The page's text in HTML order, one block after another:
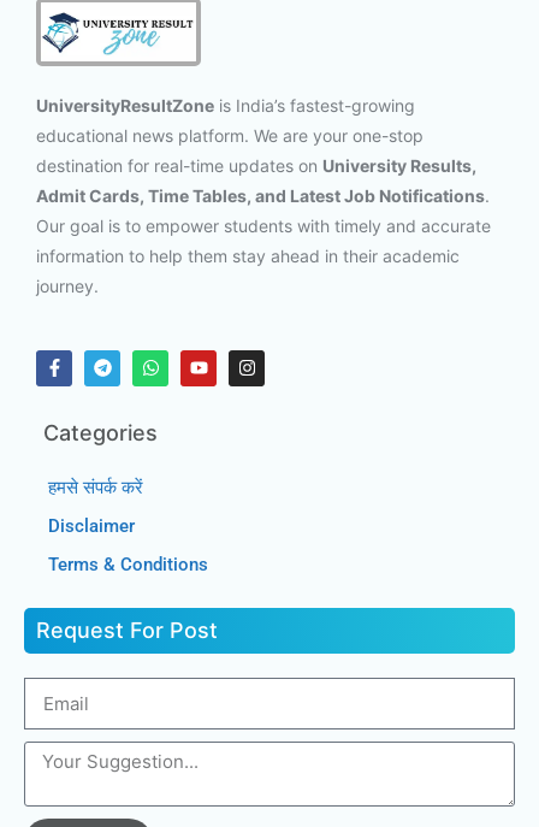
UniversityResultZone is India’s fastest-growing
educational news platform. We are your one-stop
destination for real-time updates on University Results,
Admit Cards, Time Tables, and Latest Job Notifications.
Our goal is to empower students with timely and accurate
information to help them stay ahead in their academic
journey.
Categories
हमसे संपर्क करें
Disclaimer
Terms & Conditions
Request For Post